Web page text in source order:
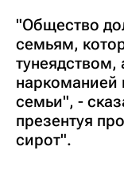
"Общество
семьям,
наркоманией
семьи", -
презентуя
сирот".